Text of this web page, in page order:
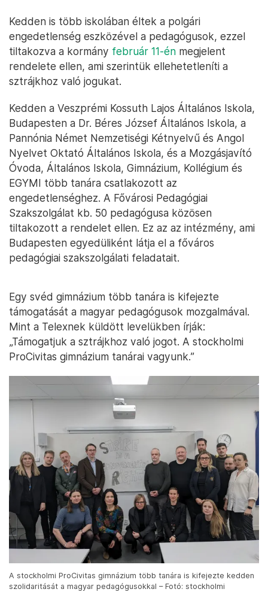
Kedden is több iskolában éltek a polgári
engedetlenség eszközével a pedagógusok, ezzel
tiltakozva a kormány február 11-én megjelent
rendelete ellen, ami szerintük ellehetetleníti a
sztrájkhoz való jogukat.
Kedden a Veszprémi Kossuth Lajos Általános Iskola,
Budapesten a Dr. Béres József Általános Iskola, a
Pannónia Német Nemzetiségi Kétnyelvű és Angol
Nyelvet Oktató Általános Iskola, és a Mozgásjavító
Óvoda, Általános Iskola, Gimnázium, Kollégium és
EGYMI több tanára csatlakozott az
engedetlenséghez. A Fővárosi Pedagógiai
Szakszolgálat kb. 50 pedagógusa közösen
tiltakozott a rendelet ellen. Ez az az intézmény, ami
Budapesten egyedüliként látja el a főváros
pedagógiai szakszolgálati feladatait.
Egy svéd gimnázium több tanára is kifejezte
támogatását a magyar pedagógusok mozgalmával.
Mint a Telexnek küldött levelükben írják:
„Támogatjuk a sztrájkhoz való jogot. A stockholmi
ProCivitas gimnázium tanárai vagyunk.”
A stockholmi ProCivitas gimnázium több tanára is kifejezte kedden
szolidaritását a magyar pedagógusokkal – Fotó: stockholmi